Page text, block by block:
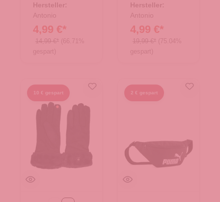
Hersteller:
Antonio
4,99 €*
14,99 €* (66.71%
gespart)
Hersteller:
Antonio
4,99 €*
19,99 €* (75.04%
gespart)
10 € gespart 2 € gespart